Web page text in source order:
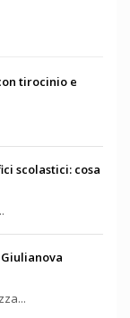
tirocinio e
scolastici: cosa